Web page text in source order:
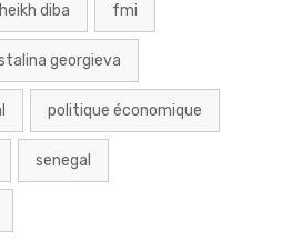
diba fmi
georgieva
politique économique
senegal